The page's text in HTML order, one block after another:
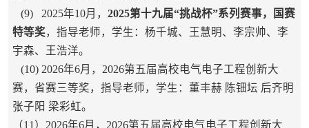
(9) 2025年10月， 2025第十九届“挑战杯”系列赛事，国赛
特等奖，指导老师，学生： 杨千城、王慧明、李宗帅、李
宇森、王浩洋。
(10) 2026年6月，2026第五届高校电气电子工程创新大
赛，省赛三等奖，指导老师，学生：董丰赫 陈钿坛 后齐明
张子阳 梁彩虹。
（11）2026年6月，2026第五届高校电气电子工程创新大